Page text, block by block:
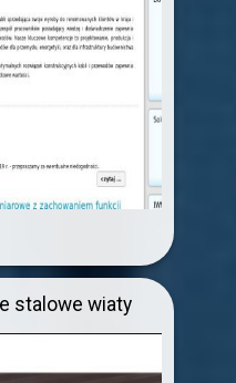
stalowe wiaty